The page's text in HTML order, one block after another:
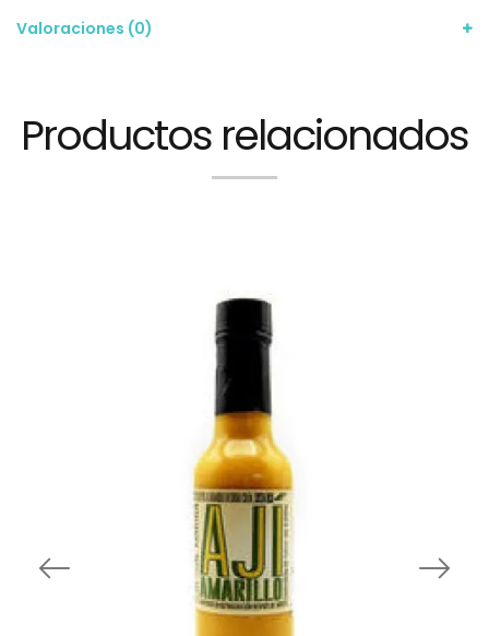
Valoraciones (0)
Productos relacionados